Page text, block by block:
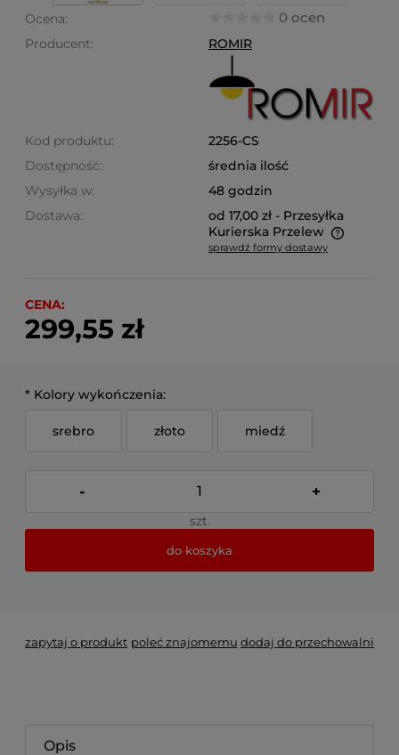
Ocena: 0 ocen
Producent: ROMIR
Kod produktu:
2256-CS
Dostępność:
średnia ilość
Wysyłka w:
48 godzin
Dostawa:
od 17,00 zł - Przesyłka
Kurierska Przelew
Cena nie zawiera ewentualnych kosztów płatności
sprawdź formy dostawy
CENA:
299,55 zł
* Kolory wykończenia:
srebro złoto miedź
- +
szt.
do koszyka
zapytaj o produkt poleć znajomemu dodaj do przechowalni
Opis